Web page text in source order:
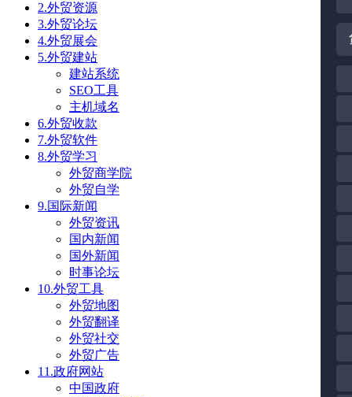
2.外贸资源
3.外贸论坛
4.外贸展会
5.外贸建站
建站系统
SEO工具
主机域名
6.外贸收款
7.外贸软件
8.外贸学习
外贸商学院
外贸自学
9.国际新闻
外贸资讯
国内新闻
国外新闻
时事论坛
10.外贸工具
外贸地图
外贸翻译
外贸社交
外贸广告
11.政府网站
中国政府